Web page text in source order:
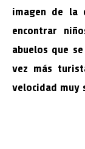
imagen de la
encontrar
abuelos que
vez más
velocidad muy